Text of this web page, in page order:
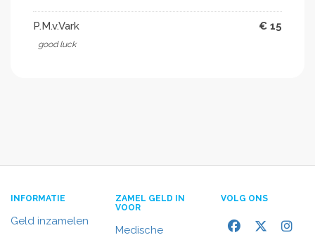
P.M.v.Vark € 15
good luck
INFORMATIE
Geld inzamelen
ZAMEL GELD IN
VOOR
Medische
VOLG ONS